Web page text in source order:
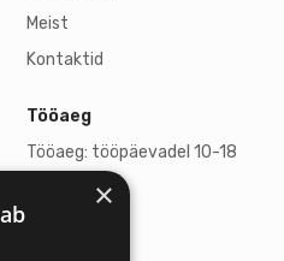
Meist
Kontaktid
Tööaeg
Tööaeg: tööpäevadel 10-18
L, P suletud
×